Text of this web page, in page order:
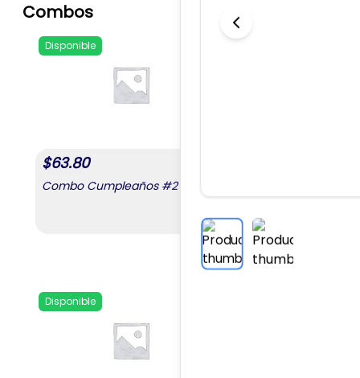
Combos
Disponible
$63.80
Combo Cumpleaños #2
,Combo Cumpleaños #2
Disponible